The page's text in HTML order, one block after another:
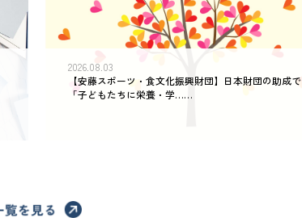
2026.08.03
【安藤スポーツ・食文化振興財団】日本財団の助成で
「子どもたちに栄養・学……